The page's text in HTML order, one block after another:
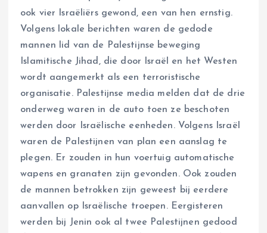
ook vier Israëliërs gewond, een van hen ernstig.
Volgens lokale berichten waren de gedode
mannen lid van de Palestijnse beweging
Islamitische Jihad, die door Israël en het Westen
wordt aangemerkt als een terroristische
organisatie. Palestijnse media melden dat de drie
onderweg waren in de auto toen ze beschoten
werden door Israëlische eenheden. Volgens Israël
waren de Palestijnen van plan een aanslag te
plegen. Er zouden in hun voertuig automatische
wapens en granaten zijn gevonden. Ook zouden
de mannen betrokken zijn geweest bij eerdere
aanvallen op Israëlische troepen. Eergisteren
werden bij Jenin ook al twee Palestijnen gedood